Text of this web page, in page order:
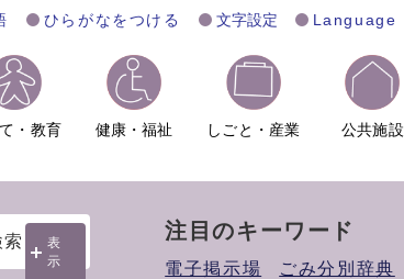
ひらがなをつける 文字設定 Language
・教育 健康・福祉 しごと・産業 公共施設
表
示
注目のキーワード
電子掲示場
ごみ分別辞典